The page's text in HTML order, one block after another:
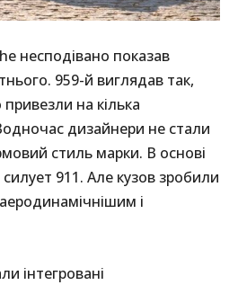
несподівано показав
959-й виглядав так,
на кілька
дизайнери не стали
стиль марки. В основі
911. Але кузов зробили
і
інтегровані